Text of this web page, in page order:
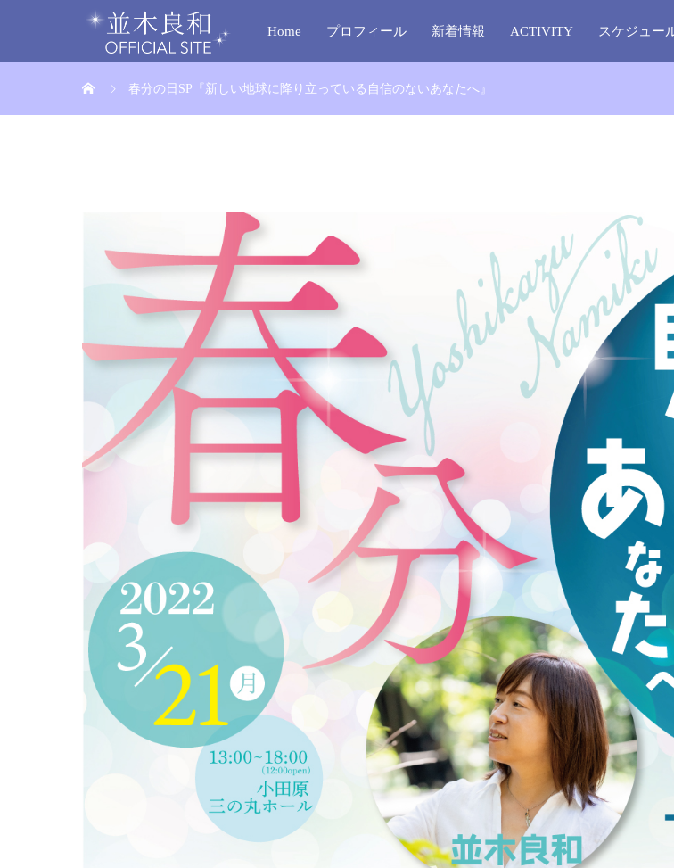
Home プロフィール 新着情報 ACTIVITY スケジュー
春分の日SP『新しい地球に降り立っている自信のないあなたへ』